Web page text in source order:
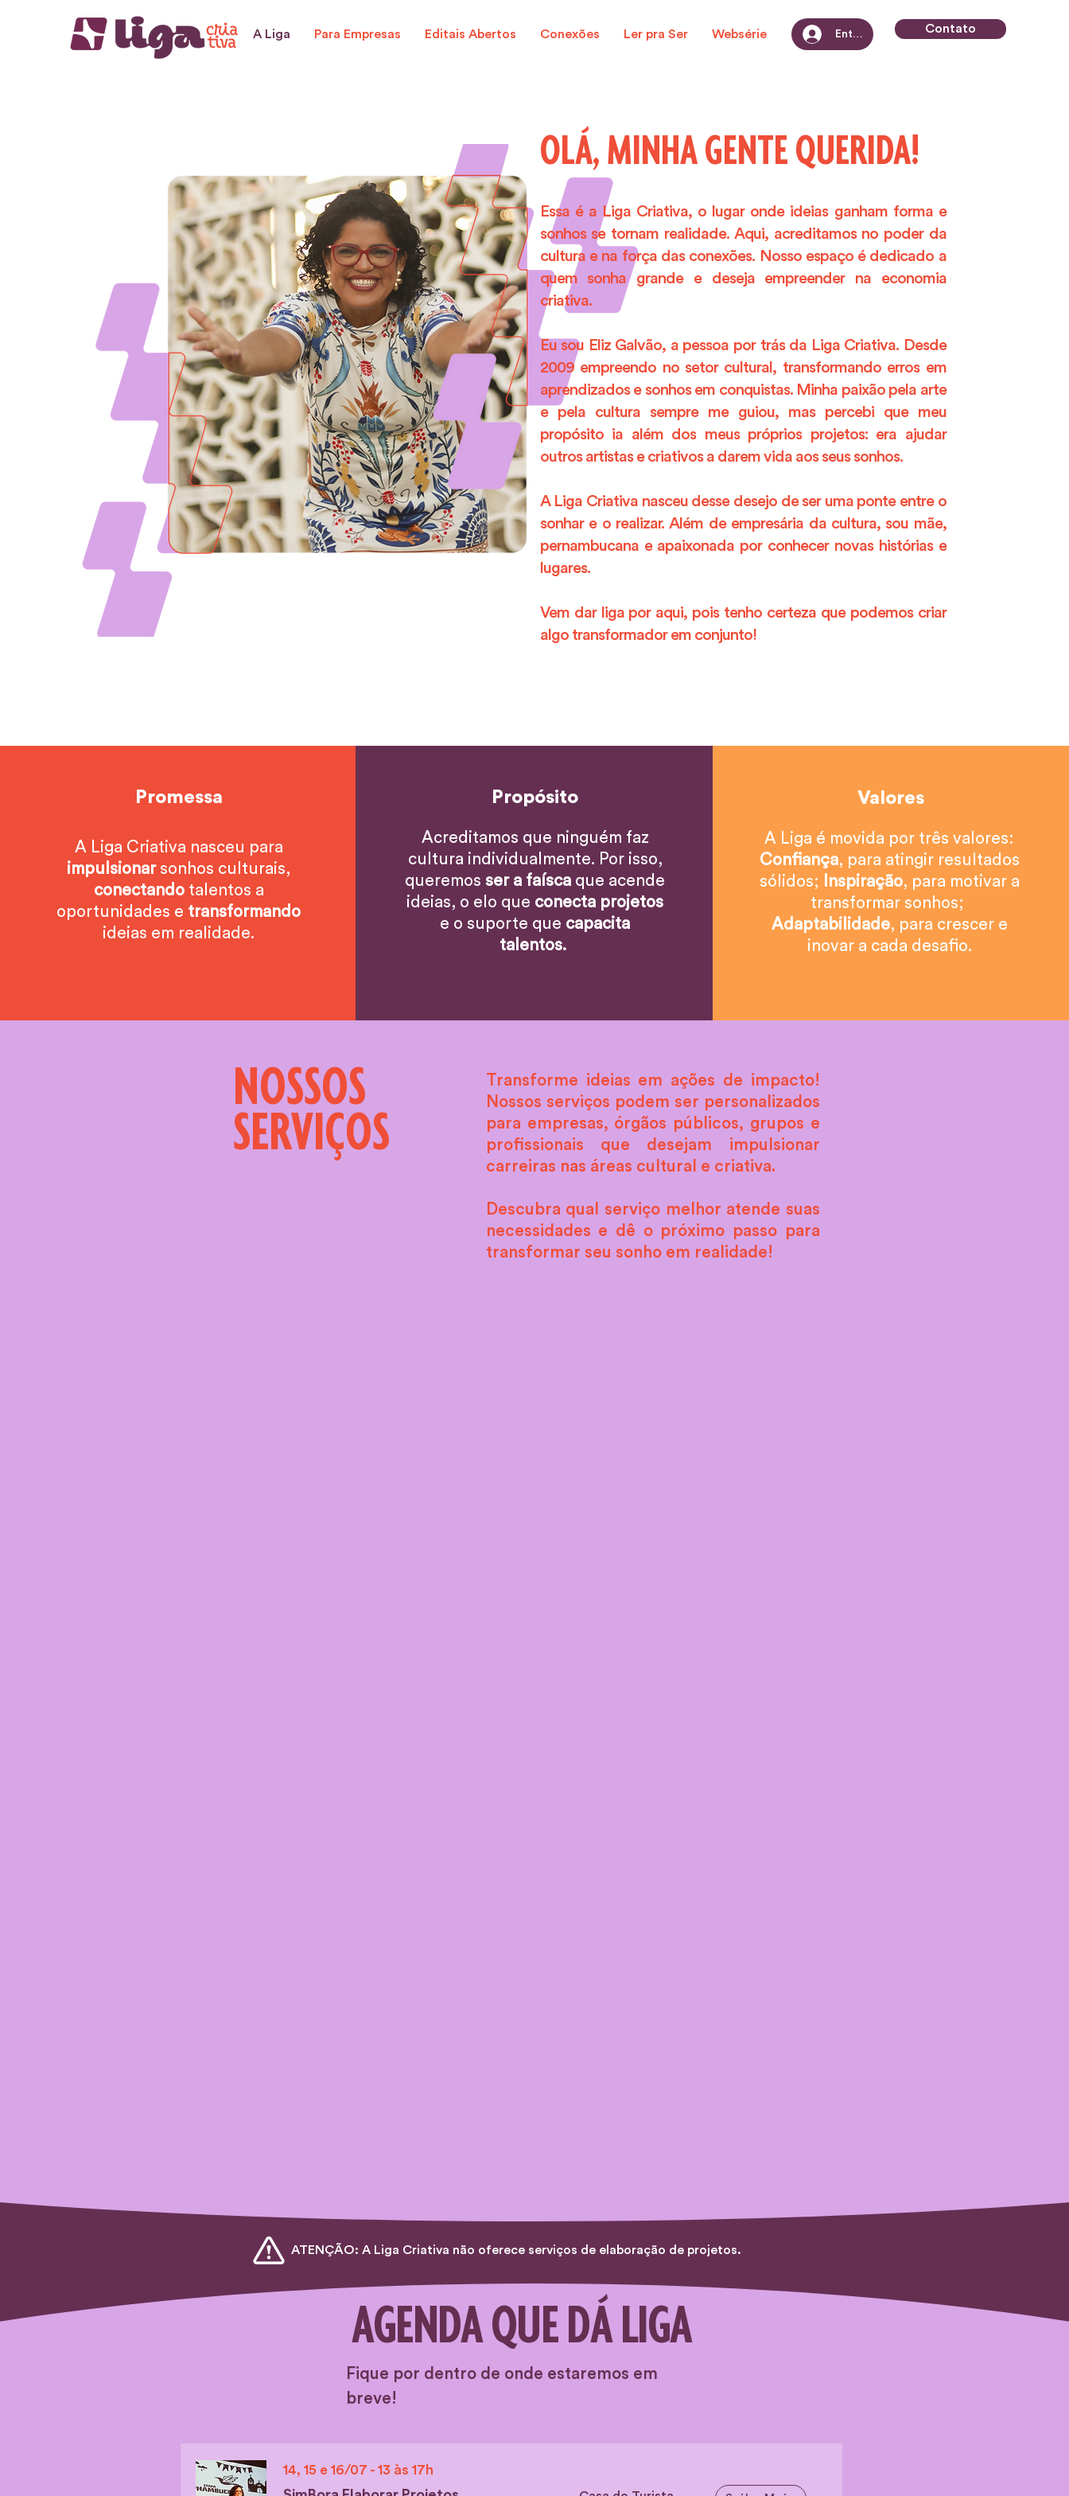
A Liga Para Empresas Editais Abertos Conexões Ler pra Ser Websérie Entrar Contato
OLÁ, MINHA GENTE QUERIDA!
Essa é a Liga Criativa, o lugar onde ideias ganham forma e
sonhos se tornam realidade. Aqui, acreditamos no poder da
cultura e na força das conexões. Nosso espaço é dedicado a
quem sonha grande e deseja empreender na economia
criativa.
Eu sou Eliz Galvão, a pessoa por trás da Liga Criativa. Desde
2009 empreendo no setor cultural, transformando erros em
aprendizados e sonhos em conquistas. Minha paixão pela arte
e pela cultura sempre me guiou, mas percebi que meu
propósito ia além dos meus próprios projetos: era ajudar
outros artistas e criativos a darem vida aos seus sonhos.
A Liga Criativa nasceu desse desejo de ser uma ponte entre o
sonhar e o realizar. Além de empresária da cultura, sou mãe,
pernambucana e apaixonada por conhecer novas histórias e
lugares.
Vem dar liga por aqui, pois tenho certeza que podemos criar
algo transformador em conjunto!
Promessa
A Liga Criativa nasceu para
impulsionarsonhos culturais,
conectandotalentos a
oportunidades e transformando
ideias em realidade.
Propósito
Acreditamos que ninguém faz
cultura individualmente. Por isso,
queremosser a faísca que acende
ideias, o elo que conecta projetos
e o suporte que capacita
talentos.
Valores
A Liga é movida por três valores:
Confiança, para atingir resultados
sólidos;
Inspiração, para motivar a
transformar sonhos;
Adaptabilidade, para crescer e
inovar a cada desafio.
NOSSOS
SERVIÇOS
Transforme ideias em ações de impacto!
Nossos serviços podem ser personalizados
para empresas, órgãos públicos, grupos e
profissionais que desejam impulsionar
carreiras nas áreas cultural e criativa.
Descubra qual serviço melhor atende suas
necessidades e dê o próximo passo para
transformar seu sonho em realidade!
ATENÇÃO: A Liga Criativa não oferece serviços de elaboração de projetos.
AGENDA QUE DÁ LIGA
Fique por dentro de onde estaremos em
breve!
14, 15 e 16/07 - 13 às 17h